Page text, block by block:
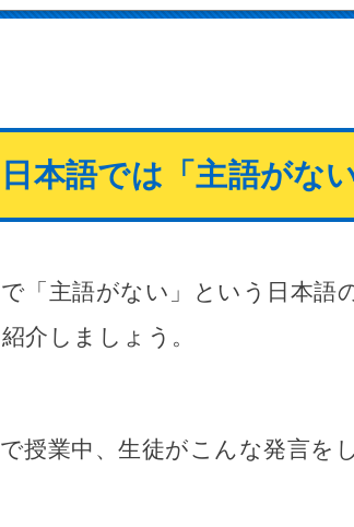
日本語では「主語がな
「主語がない」という日本語
介しましょう。
授業中、生徒がこんな発言を